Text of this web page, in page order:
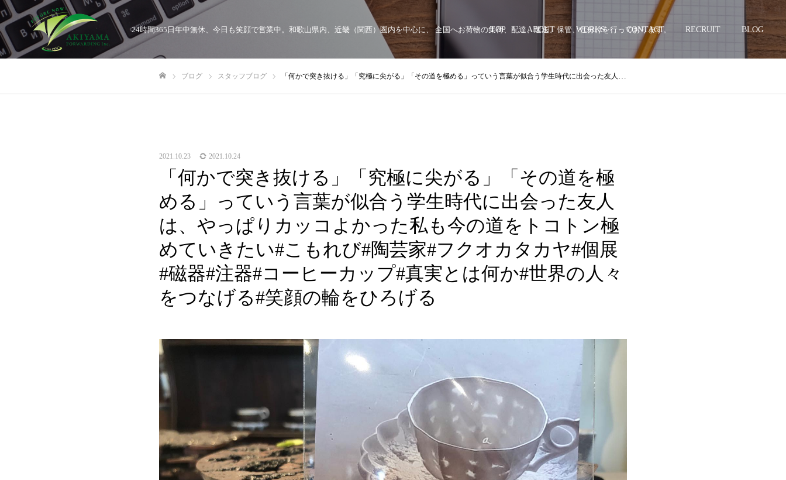
24時間365日年中無休、今日も笑顔で営業中。和歌山県内、近畿（関西）圏内を中心に、 全国へお荷物の集荷、配達、運送、保管、仕分けを行っております。
TOP ABOUT WORKS CONTACT RECRUIT BLOG
ブログ スタッフブログ 「何かで突き抜ける」「究極に尖がる」「その道を極める」っていう言葉が似合う学生時代に出会った友人は、やっぱりカッコよかった私も今の道をトコトン極めていきたい#こもれび#陶芸家#フクオカタカヤ#個展#磁器#注器#コーヒーカップ#真実とは何か#世界の人々をつなげる#笑顔の輪をひろげる
2021.10.23 2021.10.24
「何かで突き抜ける」「究極に尖がる」「その道を極
める」っていう言葉が似合う学生時代に出会った友人
は、やっぱりカッコよかった私も今の道をトコトン極
めていきたい#こもれび#陶芸家#フクオカタカヤ#個展
#磁器#注器#コーヒーカップ#真実とは何か#世界の人々
をつなげる#笑顔の輪をひろげる